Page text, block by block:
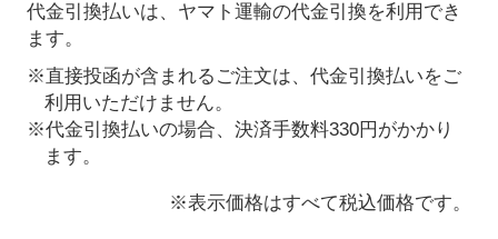
代金引換払いは、ヤマト運輸の代金引換を利用でき
ます。
※直接投函が含まれるご注文は、代金引換払いをご
利用いただけません。
※代金引換払いの場合、決済手数料330円がかかり
ます。
※表示価格はすべて税込価格です。